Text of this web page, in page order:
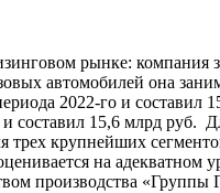
рынке: компания
автомобилей она
2022-го и
15,6 млрд руб.
трех крупнейших
на адекватном
производства «Группы